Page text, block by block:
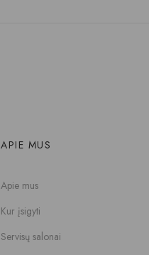
APIE MUS
Apie mus
Kur įsigyti
Servisų salonai